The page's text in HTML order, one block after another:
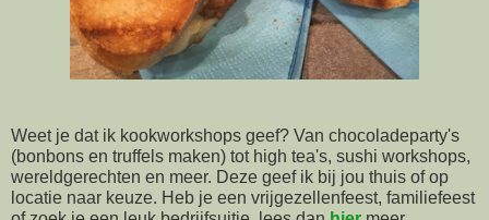
Weet je dat ik kookworkshops geef? Van chocoladeparty's
(bonbons en truffels maken) tot high tea's, sushi workshops,
wereldgerechten en meer. Deze geef ik bij jou thuis of op
locatie naar keuze. Heb je een vrijgezellenfeest, familiefeest